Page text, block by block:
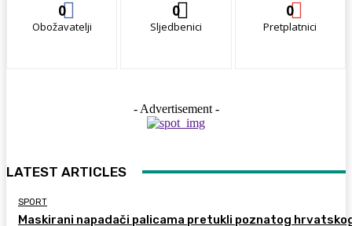
0
Obožavatelji
0
Sljedbenici
0
Pretplatnici
- Advertisement -
LATEST ARTICLES
SPORT
Maskirani napadači palicama pretukli poznatog